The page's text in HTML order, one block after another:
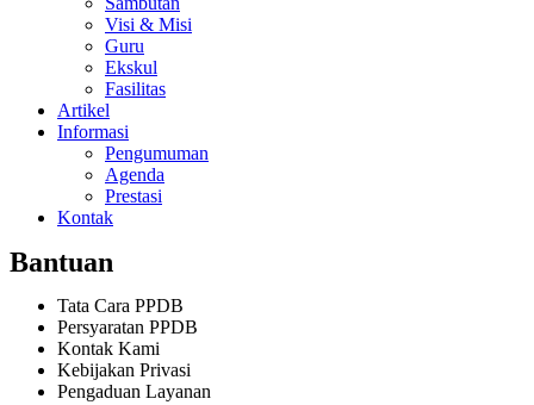
Visi & Misi
Guru
Ekskul
Fasilitas
Artikel
Informasi
Pengumuman
Agenda
Prestasi
Kontak
Bantuan
Tata Cara PPDB
Persyaratan PPDB
Kontak Kami
Kebijakan Privasi
Pengaduan Layanan